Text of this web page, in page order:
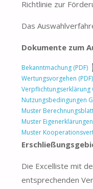
Richtlinie zur
Das
Dokumente zum
Bekanntmachung (PDF)
Wertungsvorgehen (PDF)
Verpflichtungserklärung
Nutzungsbedingungen
Muster
Muster
Muster
Die Excelliste mit
entsprechenden